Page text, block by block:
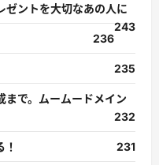
ゼントを大切なあの人に
243
236
235
まで。ムームードメイン
232
231